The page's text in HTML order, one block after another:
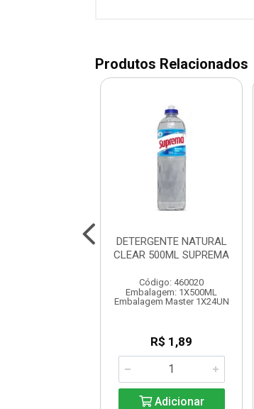
Produtos Relacionados
DETERGENTE NATURAL
CLEAR 500ML SUPREMA
Código: 460020
Embalagem: 1X500ML
Embalagem Master 1X24UN
R$ 1,89
Adicionar